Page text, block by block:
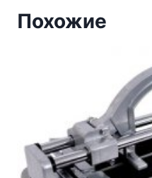
Похожие